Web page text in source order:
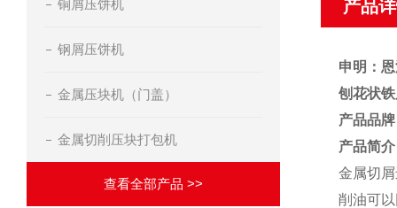
铜屑压饼机
钢屑压饼机
金属压块机（门盖）
金属切削压块打包机
查看全部产品 >>
产品
申明：
刨花状
产品品
产品简
金属切
削油可